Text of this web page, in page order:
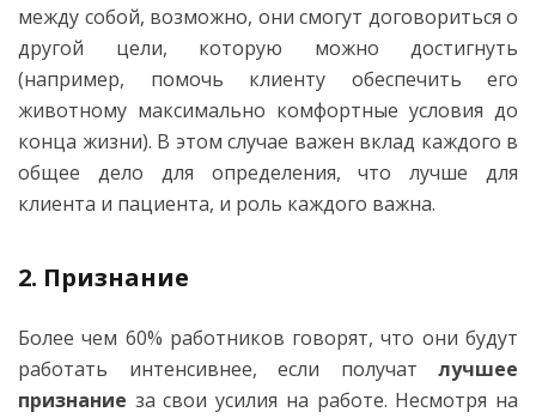
между собой, возможно, они смогут договориться о
другой цели, которую можно достигнуть
(например, помочь клиенту обеспечить его
животному максимально комфортные условия до
конца жизни). В этом случае важен вклад каждого в
общее дело для определения, что лучше для
клиента и пациента, и роль каждого важна.
2. Признание
Более чем 60% работников говорят, что они будут
работать интенсивнее, если получат лучшее
признание за свои усилия на работе. Несмотря на